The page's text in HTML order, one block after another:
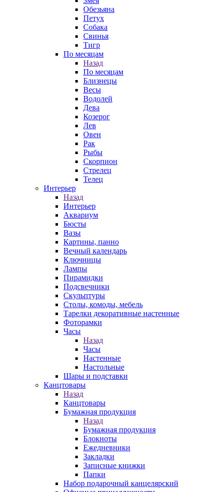
Обезьяна
Петух
Собака
Свинья
Тигр
По месяцам
Назад
По месяцам
Близнецы
Весы
Водолей
Дева
Козерог
Лев
Овен
Рак
Рыбы
Скорпион
Стрелец
Телец
Интерьер
Назад
Интерьер
Аквариум
Бюсты
Вазы
Картины, панно
Вечный календарь
Ключницы
Лампы
Пирамидки
Подсвечники
Скульптуры
Столы, комоды, мебель
Тарелки декоративные настенные
Фоторамки
Часы
Назад
Часы
Настенные
Настольные
Шары и подставки
Канцтовары
Назад
Канцтовары
Бумажная продукция
Назад
Бумажная продукция
Блокноты
Ежедневники
Закладки
Записные книжки
Папки
Набор подарочный канцелярский